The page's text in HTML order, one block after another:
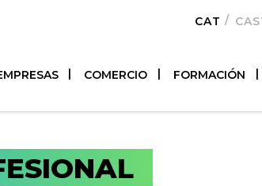
CATALÀ
COMERCIO FORMACIÓN